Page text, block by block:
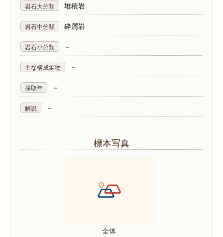
岩石大分類 堆積岩
岩石中分類 砕屑岩
岩石小分類 －
主な構成鉱物 －
採取年 －
解説 －
標本写真
全体